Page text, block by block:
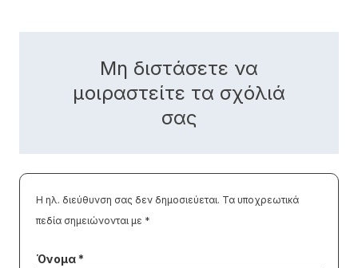
Μη διστάσετε να
μοιραστείτε τα σχόλιά
σας
Η ηλ. διεύθυνση σας δεν δημοσιεύεται. Τα υποχρεωτικά
πεδία σημειώνονται με *